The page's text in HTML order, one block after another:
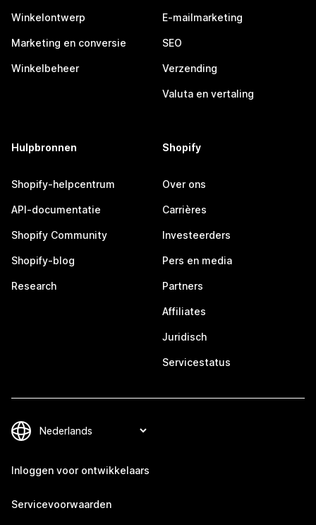
Winkelontwerp
Marketing en conversie
Winkelbeheer
E-mailmarketing
SEO
Verzending
Valuta en vertaling
Hulpbronnen
Shopify-helpcentrum
API-documentatie
Shopify Community
Shopify-blog
Research
Shopify
Over ons
Carrières
Investeerders
Pers en media
Partners
Affiliates
Juridisch
Servicestatus
Inloggen voor ontwikkelaars
Servicevoorwaarden